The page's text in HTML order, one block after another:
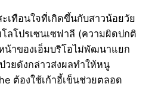
เทือนใจที่เกิดขึ้นกับสาวน้อยวัย
ลโปรเซนเซฟาลี (ความผิดปกติ
น้าของเอ็มบริโอไม่พัฒนาแยก
วยดังกล่าวส่งผลทำให้หนู
ต้องใช้เก้าอี้เข็นช่วยตลอด